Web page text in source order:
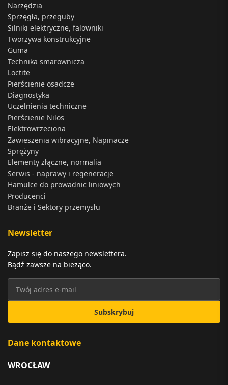
Narzędzia
Sprzęgła, przeguby
Silniki elektryczne, falowniki
Tworzywa konstrukcyjne
Guma
Technika smarownicza
Loctite
Pierścienie osadcze
Diagnostyka
Uczelnienia techniczne
Pierścienie Nilos
Elektrowrzeciona
Zawieszenia wibracyjne, Napinacze
Sprężyny
Elementy złączne, normalia
Serwis - naprawy i regeneracje
Hamulce do prowadnic liniowych
Producenci
Branże i Sektory przemysłu
Newsletter
Zapisz się do naszego newslettera.
Bądź zawsze na bieżąco.
Subskrybuj
Dane kontaktowe
WROCŁAW